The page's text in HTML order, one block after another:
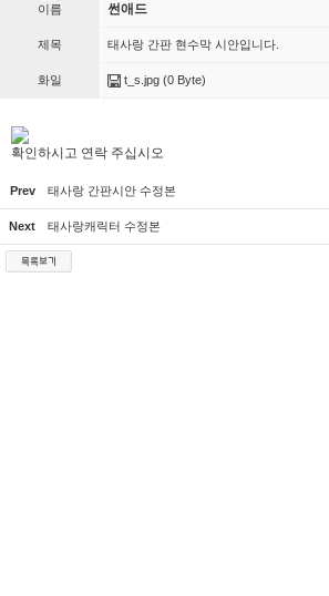
이름 썬애드
제목 태사랑 간판 현수막 시안입니다.
화일 t_s.jpg (0 Byte)
확인하시고 연락 주십시오
Prev 태사랑 간판시안 수정본
Next 태사랑캐릭터 수정본